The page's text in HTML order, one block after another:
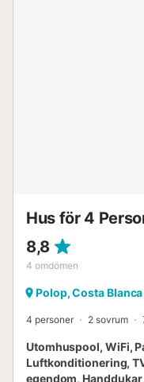
Hus för 4
8,8
4 omdömen
Polop, Costa Blanca
4 personer 2 sovrum
Utomhuspool, WiFi,
Luftkonditionering,
egendom, Handdukar